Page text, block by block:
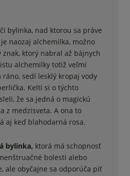
bylinka, nad ktorou sa práve
naozaj alchemilka, možno
znak, ktorý nabral až bájnych
alchemilky totiž veľmi
ráno, sedí lesklý kropaj vody
Kelti si o týchto
že sa jedná o magickú
z medzisveta. A ona to
aj keď blahodarná rosa.
bylinka, ktorá má schopnosť
bolesti alebo
ale obyčajne sa odporúča piť